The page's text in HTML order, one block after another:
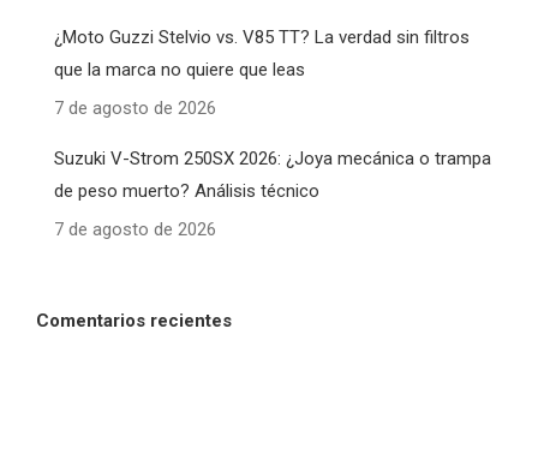
¿Moto Guzzi Stelvio vs. V85 TT? La verdad sin filtros
que la marca no quiere que leas
7 de agosto de 2026
Suzuki V-Strom 250SX 2026: ¿Joya mecánica o trampa
de peso muerto? Análisis técnico
7 de agosto de 2026
Comentarios recientes